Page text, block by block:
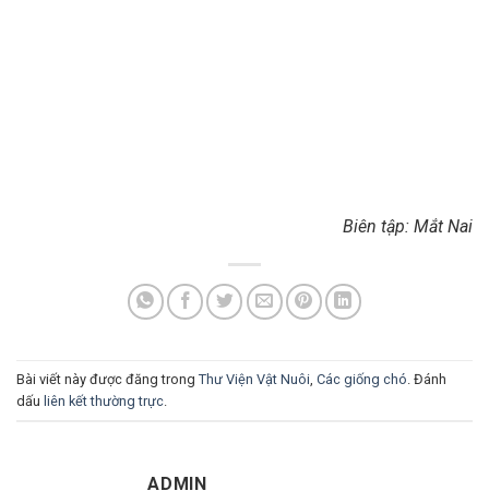
Biên tập: Mắt Nai
Bài viết này được đăng trong Thư Viện Vật Nuôi Các giống chó . Đánh
dấu liên kết thường trực
ADMIN